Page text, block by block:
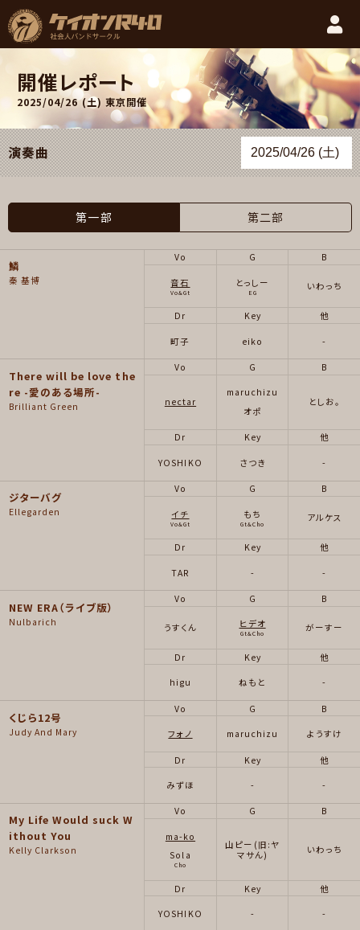
開催レポート
2025/04/26 (土) 東京開催
演奏曲
第一部 第二部
鱗
秦 基博
Vo
音石
Vo&Gt
G
とっしー
EG
B
いわっち
Dr
町子
Key
eiko
他
-
There will be love the
re -愛のある場所-
Brilliant Green
Vo
nectar
G
maruchizu
オポ
B
としお。
Dr
YOSHIKO
Key
さつき
他
-
ジターバグ
Ellegarden
Vo
イチ
Vo&Gt
G
もち
Gt&Cho
B
アルケス
Dr
TAR
Key
-
他
-
NEW ERA（ライブ版）
Nulbarich
Vo
うすくん
G
ヒデオ
Gt&Cho
B
がーすー
Dr
higu
Key
ねもと
他
-
くじら12号
Judy And Mary
Vo
フォノ
G
maruchizu
B
ようすけ
Dr
みずほ
Key
-
他
-
My Life Would suck W
ithout You
Kelly Clarkson
Vo
ma-ko
Sola
Cho
G
山ピー(旧:ヤ
マサん)
B
いわっち
Dr
YOSHIKO
Key
-
他
-